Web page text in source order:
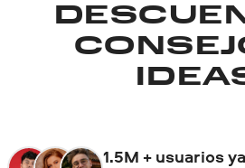
1.5M + usuarios